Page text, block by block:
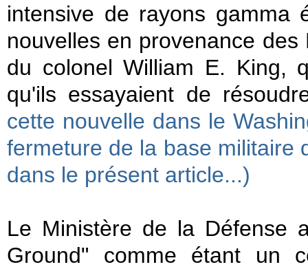
intensive de rayons gamma
nouvelles en provenance
du colonel William E. King,
qu'ils essayaient de
cette nouvelle dans le
fermeture de la base militaire
dans le présent article...)
Le Ministère de la Défense
Ground" comme étant un